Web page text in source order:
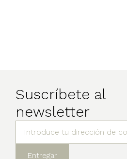
Suscríbete al
newsletter